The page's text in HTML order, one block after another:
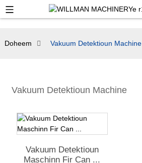
Doheem Vakuum Detektioun Machine
Vakuum Detektioun Machine
Vakuum Detektioun
Maschinn Fir Can ...